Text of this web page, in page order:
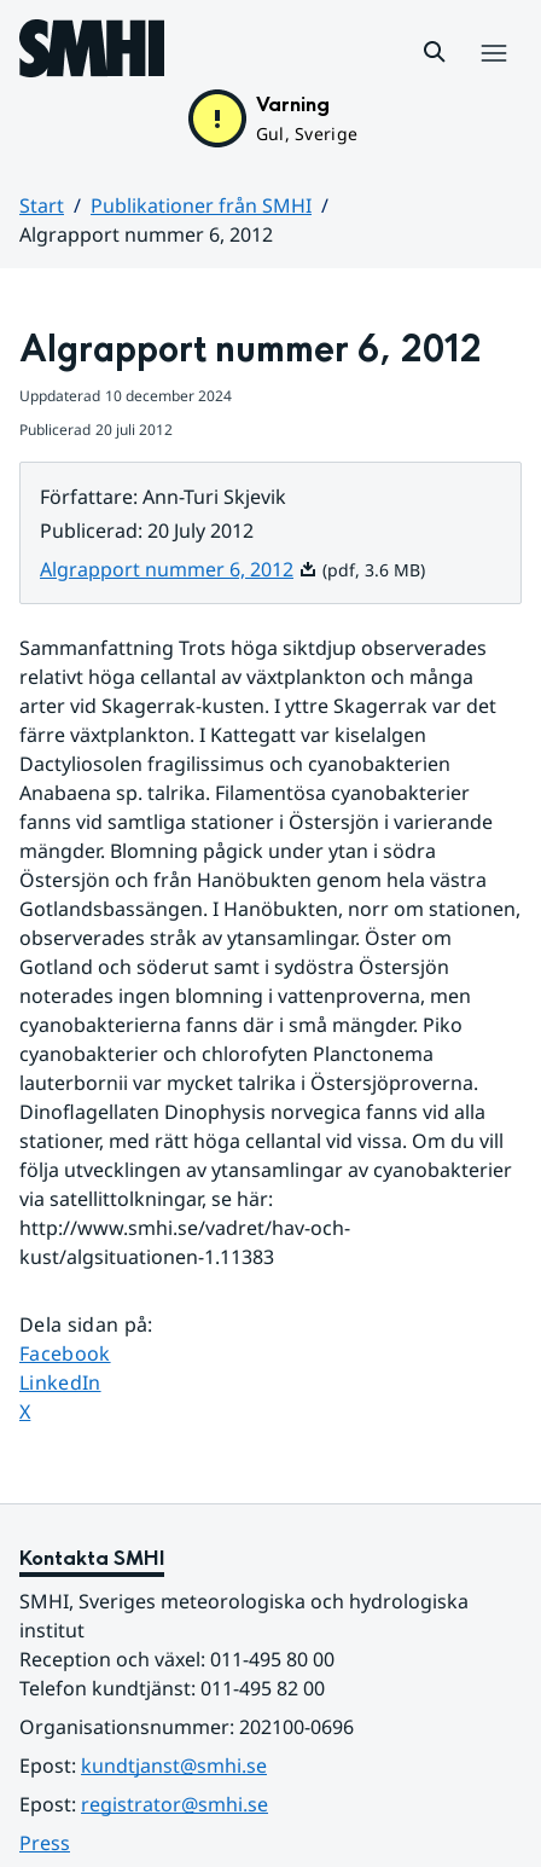
Hoppa till sidans innehåll
Varning
Gul, Sverige
Start
Publikationer från SMHI
Algrapport nummer 6, 2012
Algrapport nummer 6, 2012
Uppdaterad 10 december 2024
Publicerad 20 juli 2012
Författare: Ann-Turi Skjevik
Publicerad: 20 July 2012
Algrapport nummer 6, 2012 Pdf, 3.6 MB.
(pdf, 3.6 MB)
Sammanfattning Trots höga siktdjup observerades
relativt höga cellantal av växtplankton och många
arter vid Skagerrak-kusten. I yttre Skagerrak var det
färre växtplankton. I Kattegatt var kiselalgen
Dactyliosolen fragilissimus och cyanobakterien
Anabaena sp. talrika. Filamentösa cyanobakterier
fanns vid samtliga stationer i Östersjön i varierande
mängder. Blomning pågick under ytan i södra
Östersjön och från Hanöbukten genom hela västra
Gotlandsbassängen. I Hanöbukten, norr om stationen,
observerades stråk av ytansamlingar. Öster om
Gotland och söderut samt i sydöstra Östersjön
noterades ingen blomning i vattenproverna, men
cyanobakterierna fanns där i små mängder. Piko
cyanobakterier och chlorofyten Planctonema
lauterbornii var mycket talrika i Östersjöproverna.
Dinoflagellaten Dinophysis norvegica fanns vid alla
stationer, med rätt höga cellantal vid vissa. Om du vill
följa utvecklingen av ytansamlingar av cyanobakterier
via satellittolkningar, se här:
http://www.smhi.se/vadret/hav-och-
kust/algsituationen-1.11383
Dela sidan på:
Dela sidan på
Facebook
Dela sidan på
LinkedIn
Dela sidan på
X
Kontakta SMHI
SMHI, Sveriges meteorologiska och hydrologiska
institut
Reception och växel: 011-495 80 00
Telefon kundtjänst: 011-495 82 00
Organisationsnummer: 202100-0696
Epost: kundtjanst@smhi.se
Epost: registrator@smhi.se
Press